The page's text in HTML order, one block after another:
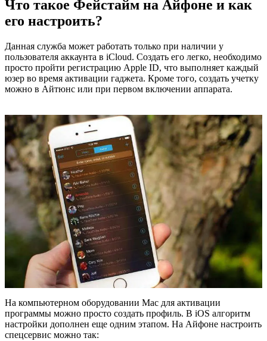
Что такое Фейстайм на Айфоне и как
его настроить?
Данная служба может работать только при наличии у
пользователя аккаунта в iCloud. Создать его легко, необходимо
просто пройти регистрацию Apple ID, что выполняет каждый
юзер во время активации гаджета. Кроме того, создать учетку
можно в Айтюнс или при первом включении аппарата.
На компьютерном оборудовании Mac для активации
программы можно просто создать профиль. В iOS алгоритм
настройки дополнен еще одним этапом. На Айфоне настроить
спецсервис можно так: